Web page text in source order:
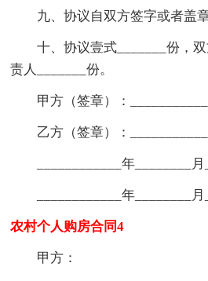
九、协议自双方签字或者盖
十、协议壹式_______份，
责人_______份。
甲方（签章）：
乙方（签章）：
____________年________
____________年________
农村个人购房合同4
甲方：